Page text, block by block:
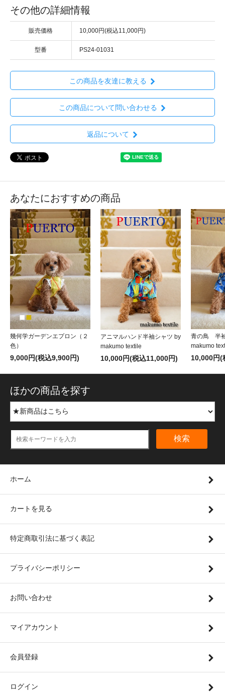
その他の詳細情報
販売価格 10,000円(税込11,000円)
型番 PS24-01031
この商品を友達に教える
この商品について問い合わせる
返品について
あなたにおすすめの商品
幾何学ガーデンエプロン（２
色）
9,000円(税込9,900円)
アニマルハンド半袖シャツ by
makumo textile
10,000円(税込11,000円)
青の鳥 半
makumo
10,000円(
ほかの商品を探す
検索
ホーム
カートを見る
特定商取引法に基づく表記
プライバシーポリシー
お問い合わせ
マイアカウント
会員登録
ログイン